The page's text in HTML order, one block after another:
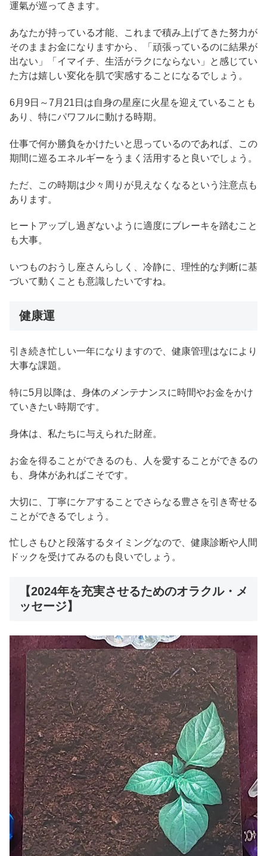
運氣が巡ってきます。
あなたが持っている才能、これまで積み上げてきた努力が
そのままお金になりますから、「頑張っているのに結果が
出ない」「イマイチ、生活がラクにならない」と感じてい
た方は嬉しい変化を肌で実感することになるでしょう。
6月9日～7月21日は自身の星座に火星を迎えていることも
あり、特にパワフルに動ける時期。
仕事で何か勝負をかけたいと思っているのであれば、この
期間に巡るエネルギーをうまく活用すると良いでしょう。
ただ、この時期は少々周りが見えなくなるという注意点も
あります。
ヒートアップし過ぎないように適度にブレーキを踏むこと
も大事。
いつものおうし座さんらしく、冷静に、理性的な判断に基
づいて動くことも意識したいですね。
健康運
引き続き忙しい一年になりますので、健康管理はなにより
大事な課題。
特に5月以降は、身体のメンテナンスに時間やお金をかけ
ていきたい時期です。
身体は、私たちに与えられた財産。
お金を得ることができるのも、人を愛することができるの
も、身体があればこそです。
大切に、丁寧にケアすることでさらなる豊さを引き寄せる
ことができるでしょう。
忙しさもひと段落するタイミングなので、健康診断や人間
ドックを受けてみるのも良いでしょう。
【2024年を充実させるためのオラクル・メ
ッセージ】